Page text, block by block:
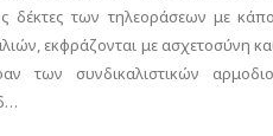
δέκτες των τηλεοράσεων με
εκφράζονται με ασχετοσύνη
των συνδικαλιστικών